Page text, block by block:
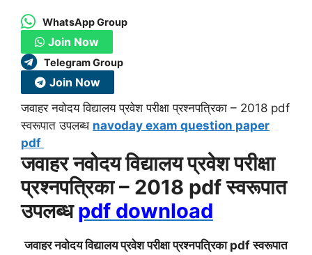
WhatsApp Group
Join Now
Telegram Group
Join Now
जवाहर नवोदय विद्यालय प्रवेश परीक्षा प्रश्नपत्रिका – 2018 pdf
स्वरूपात उपलब्ध navoday exam question paper
pdf
जवाहर नवोदय विद्यालय प्रवेश परीक्षा
प्रश्नपत्रिका – 2018 pdf स्वरूपात
उपलब्धpdf download
जवाहर नवोदय विद्यालय प्रवेश परीक्षा प्रश्नपत्रिका pdf स्वरूपात